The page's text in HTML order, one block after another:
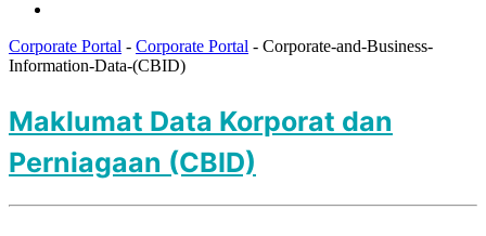
Corporate Portal - Corporate Portal - Corporate-and-Business-
Information-Data-(CBID)
Maklumat Data Korporat dan
Perniagaan (CBID)